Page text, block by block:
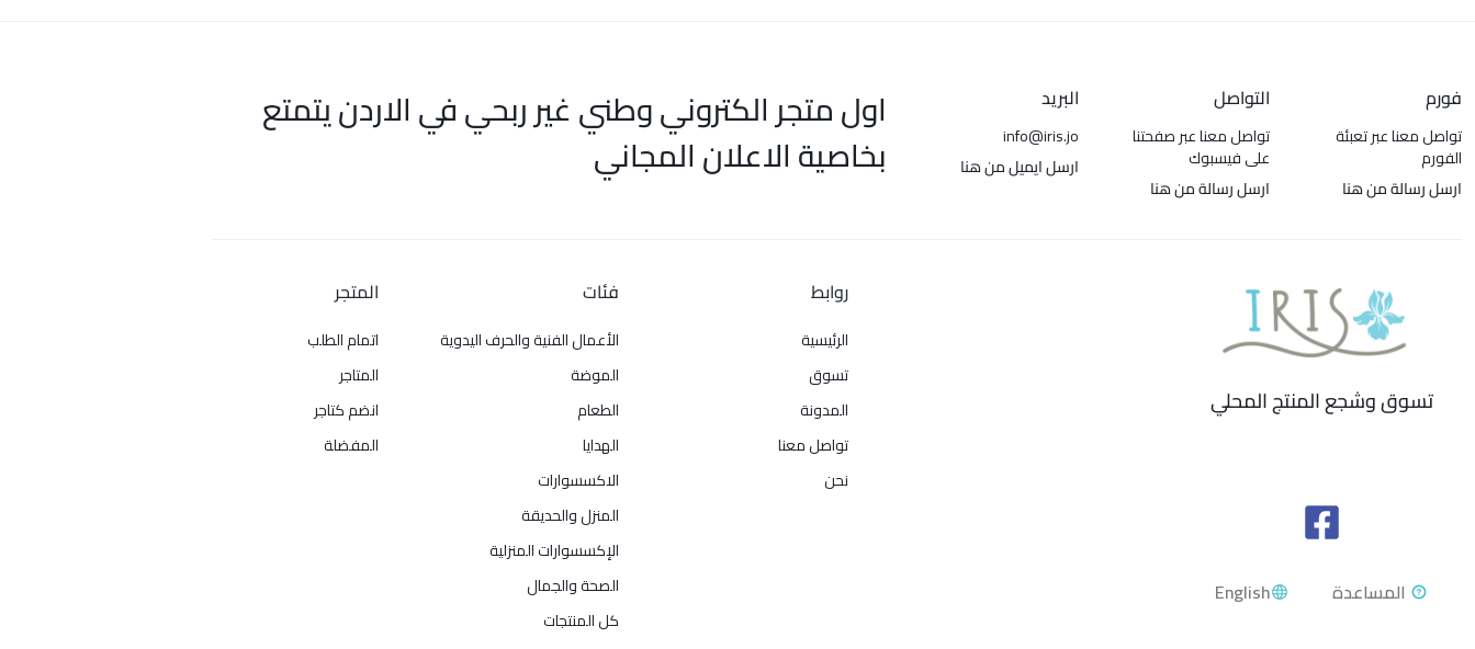
فورم
تواصل معنا عبر تعبئة
الفورم
ارسل رسالة من هنا
التواصل
تواصل معنا عبر صفحتنا
على فيسبوك
ارسل رسالة من هنا
البريد
info@iris.jo
ارسل ايميل من هنا
اول متجر الكتروني وطني غير ربحي في الاردن يتمتع
بخاصية الاعلان المجاني
تسوق وشجع المنتج المحلي
English
روابط
الرئيسية
تسوق
المدونة
تواصل معنا
نحن
فئات
الأعمال الفنية والحرف اليدوية
الموضة
الطعام
الهدايا
الاكسسوارات
المنزل والحديقة
الإكسسوارات المنزلية
الصحة والجمال
كل المنتجات
المتجر
اتمام الطلب
المتاجر
انضم كتاجر
المفضلة